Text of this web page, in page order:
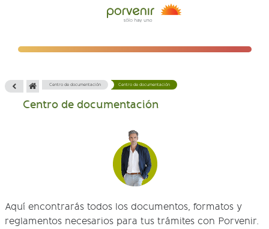
Centro de documentación Centro de documentación
Centro de documentación
Aquí encontrarás todos los documentos, formatos y
reglamentos necesarios para tus trámites con Porvenir.